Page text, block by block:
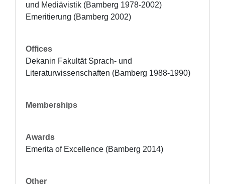
und Mediävistik (Bamberg 1978-2002)
Emeritierung (Bamberg 2002)
Offices
Dekanin Fakultät Sprach- und
Literaturwissenschaften (Bamberg 1988-1990)
Memberships
Awards
Emerita of Excellence (Bamberg 2014)
Other